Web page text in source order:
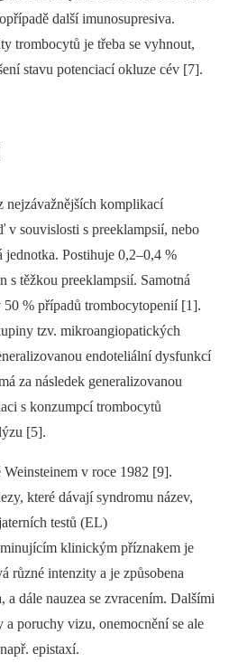
další imunosupresiva.
trombocytů je třeba se vyhnout,
stavu potenciací okluze cév [7].
komplikací
v souvislosti s preeklampsií, nebo
jednotka. Postihuje 0,2–0,4 %
s těžkou preeklampsií. Samotná
50 % případů trombocytopenií [1].
tzv. mikroangiopatických
endoteliální dysfunkcí
za následek generalizovanou
s konzumpcí trombocytů
[5].
v roce 1982 [9].
které dávají syndromu název,
testů (EL)
klinickým příznakem je
různé intenzity a je způsobena
a dále nauzea se zvracením. Dalšími
poruchy vizu, onemocnění se ale
epistaxí.